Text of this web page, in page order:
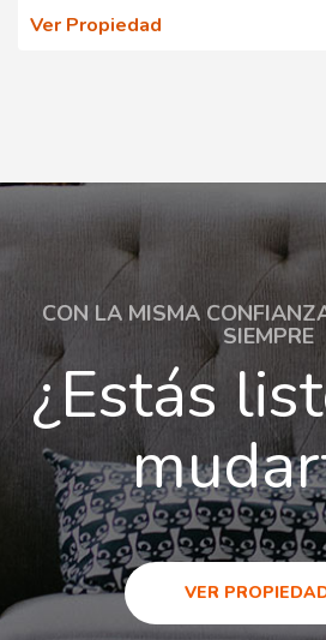
Ver Propiedad
CON LA MISMA
SIEMPRE
¿Estás
VER